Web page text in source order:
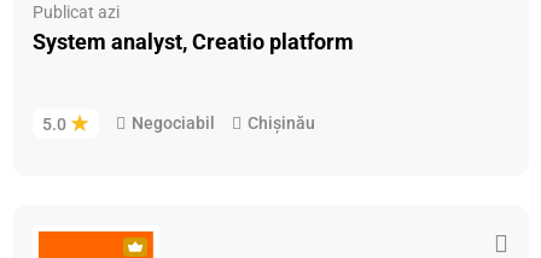
Publicat azi
System analyst, Creatio platform
5.0 Negociabil Chișinău